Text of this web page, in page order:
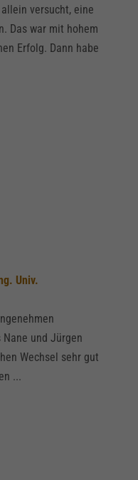
versucht, eine
Das war mit hohem
Erfolg. Dann habe
Univ.
Nane und Jürgen
Wechsel sehr gut
...